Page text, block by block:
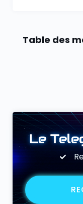
Table des
Le